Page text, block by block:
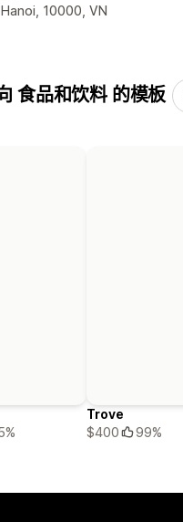
方式 10000, VN
食品和饮料 的模板
Trove
$400
99%